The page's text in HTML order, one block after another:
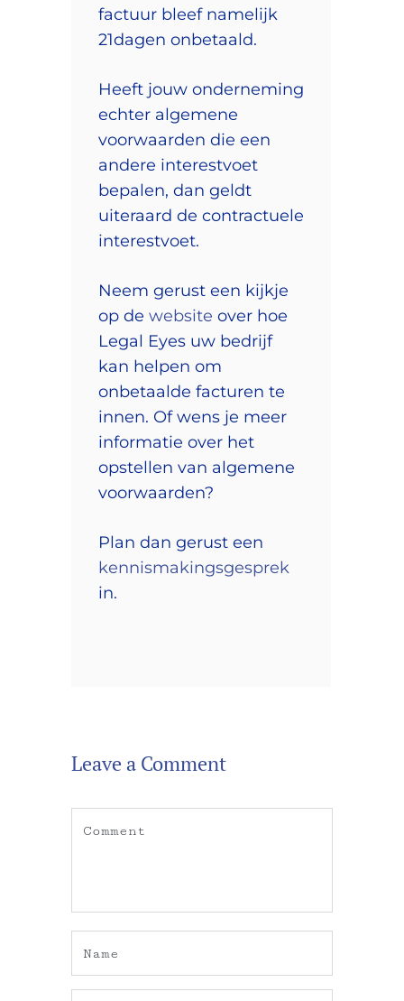
factuur bleef namelijk
21dagen onbetaald.
Heeft jouw onderneming
echter algemene
voorwaarden die een
andere interestvoet
bepalen, dan geldt
uiteraard de contractuele
interestvoet.
Neem gerust een kijkje
op de website over hoe
Legal Eyes uw bedrijf
kan helpen om
onbetaalde facturen te
innen. Of wens je meer
informatie over het
opstellen van algemene
voorwaarden?
Plan dan gerust een
kennismakingsgesprek
in.
Leave a Comment